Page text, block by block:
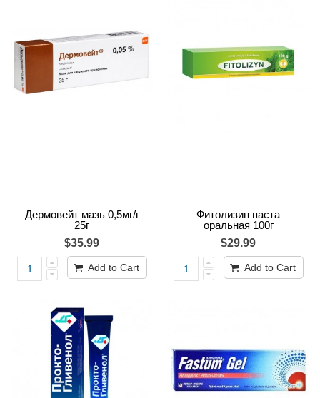
Дермовейт мазь 0,5мг/г
25г
$35.99
Add to Cart
Фитолизин паста
оральная 100г
$29.99
Add to Cart